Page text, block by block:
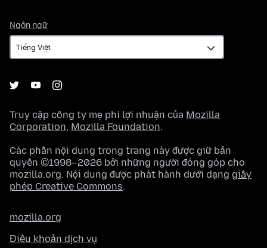
Ngôn ngữ
ngữ
Truy cập công ty mẹ phi lợi nhuận của Mozilla
Corporation, Mozilla Foundation.
Các phần nội dung trong trang này được giữ bản
quyền ©1998–2026 bởi những người đóng góp cho
mozilla.org. Nội dung được phát hành dưới dạng giấy
phép Creative Commons.
mozilla.org
Điều khoản dịch vụ